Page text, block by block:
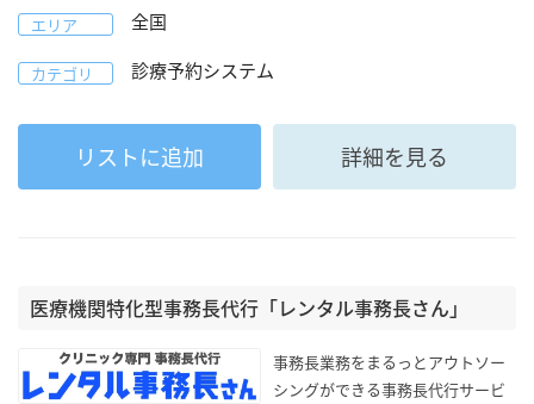
エリア 全国
カテゴリ 診療予約システム
リストに追加 詳細を見る
医療機関特化型事務長代行「レンタル事務長さん」
事務長業務をまるっとアウトソー
シングができる事務長代行サービ